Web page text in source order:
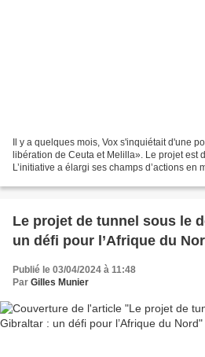
Il y a quelques mois, Vox s'inquiétait d'une
libération de Ceuta et Melilla». Le projet est
L’initiative a élargi ses champs d’actions en
Le projet de tunnel sous le
un défi pour l’Afrique du
Publié le 03/04/2024 à 11:48
Par Gilles Munier